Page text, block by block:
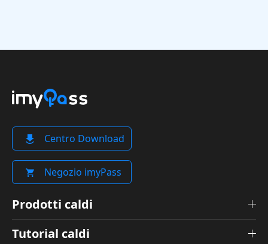
Centro Download
Negozio imyPass
Prodotti caldi
Tutorial caldi